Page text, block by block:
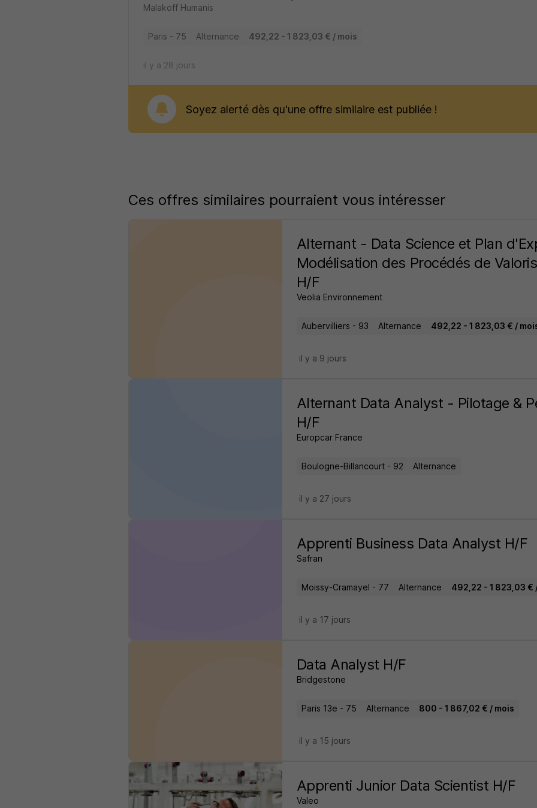
Malakoff Humanis
Paris - 75 Alternance 492,22 - 1 823,03 € / mois
il y a 28 jours
Soyez alerté dès qu'une offre similaire est publiée !
Ces offres similaires pourraient vous intéresser
Alternant - Data Science et Plan
Modélisation des Procédés de
H/F
Veolia Environnement
Aubervilliers - 93 Alternance 492,22 - 1 823,03 € /
il y a 9 jours
Alternant Data Analyst - Pilotage &
H/F
Europcar France
Boulogne-Billancourt - 92 Alternance
il y a 27 jours
Apprenti Business Data Analyst H/F
Safran
Moissy-Cramayel - 77 Alternance 492,22 - 1 823,03 €
il y a 17 jours
Data Analyst H/F
Bridgestone
Paris 13e - 75 Alternance 800 - 1 867,02 € / mois
il y a 15 jours
Apprenti Junior Data Scientist H/F
Valeo